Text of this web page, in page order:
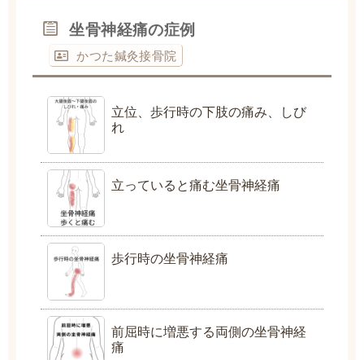
坐骨神経痛の症例
かつた鍼灸接骨院
立位、歩行時の下肢の痛み、しび
れ
立っていると痛む坐骨神経痛
歩行時の坐骨神経痛
前屈時に増悪する両側の坐骨神経
痛